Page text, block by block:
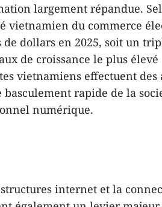
largement répandue.
vietnamien du commerce
dollars en 2025, soit un
de croissance le plus élevé
vietnamiens effectuent des
rapide de la
numérique.
internet et la